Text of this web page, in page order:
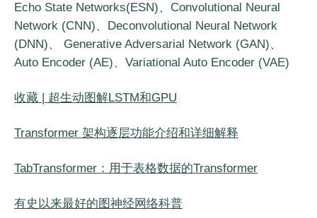
Echo State Networks(ESN)、Convolutional Neural
Network (CNN)、Deconvolutional Neural Network
(DNN)、 Generative Adversarial Network (GAN)、
Auto Encoder (AE)、Variational Auto Encoder (VAE)
收藏 | 超生动图解LSTM和GPU
Transformer 架构逐层功能介绍和详细解释
TabTransformer：用于表格数据的Transformer
有史以来最好的图神经网络科普